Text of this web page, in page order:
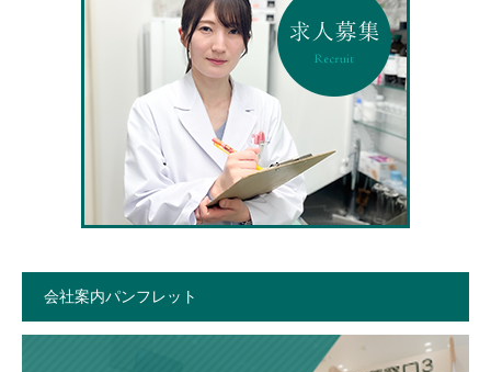
会社案内パンフレット